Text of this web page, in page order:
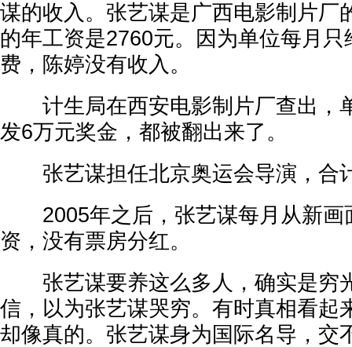
谋的收入。张艺谋是广西电影制片厂
的年工资是2760元。因为单位每月
费，陈婷没有收入。
计生局在西安电影制片厂查出，
发6万元奖金，都被翻出来了。
张艺谋担任北京奥运会导演，合
2005年之后，张艺谋每月从新画
资，没有票房分红。
张艺谋要养这么多人，确实是穷
信，以为张艺谋哭穷。有时真相看起
却像真的。张艺谋身为国际名导，交